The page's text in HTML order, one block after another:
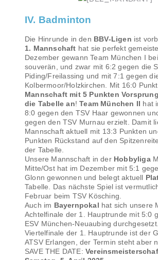
IV. Badminton
Die Hinrunde in den BBV-Ligen ist
1. Mannschaft hat sie perfekt
Dezember gewann Team München I
souverän, und zwar mit 6:2 gegen die
Piding/Freilassing und mit 7:1 gegen
Kolbermoor/Holzkirchen. Mit 16:0
Mannschaft mit 5 Punkten
die Tabelle an!Team München II hat
8:0 gegen den TSV Haar gewonnen
gegen den TSV Murnau erzielt. Damit
Mannschaft aktuell mit 13:3 Punkten
Punkten Rückstand auf den
der Tabelle.
Unsere Mannschaft in derHobbyliga
Mitte/Ost hat im Dezember mit 5:1
Glonn gewonnen und belegt aktuell
Tabelle. Das nächste Spiel ist
Februar beim TSV Kösching.
Auch im Bayernpokal hat sich unsere
Achtelfinale der 1. Hauptrunde mit 5:0
ESV München-Neuaubing
Viertelfinale der 1. Hauptrunde ist der
ATSV Erlangen, der Termin steht aber
SAVE THE DATE: